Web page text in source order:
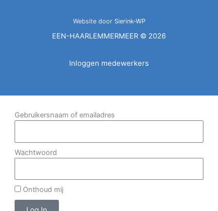
Website door Sierink-WP
EEN-HAARLEMMERMEER © 2026
Inloggen medewerkers
Gebruikersnaam of emailadres
Wachtwoord
Onthoud mij